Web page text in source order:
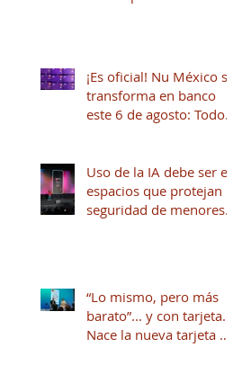
¡Es oficial! Nu México se
transforma en banco
este 6 de agosto: Todo
Uso de la IA debe ser en
espacios que protejan la
seguridad de menores
“Lo mismo, pero más
barato”... y con tarjeta.
Nace la nueva tarjeta de